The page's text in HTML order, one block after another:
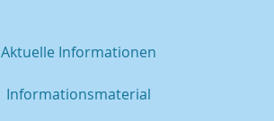
Aktuelle Informationen
Informationsmaterial